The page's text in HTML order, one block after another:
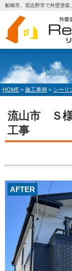
船橋市、習志野市で外壁塗
外壁塗装
HOME > 施工事例 > シーリ
流山市 Ｓ
工事
AFTER